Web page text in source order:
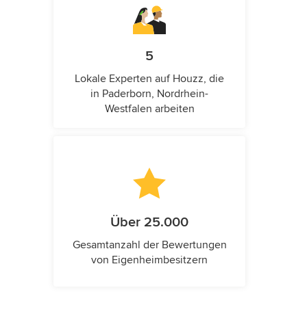
5
Lokale Experten auf Houzz, die
in Paderborn, Nordrhein-
Westfalen arbeiten
Über 25.000
Gesamtanzahl der Bewertungen
von Eigenheimbesitzern